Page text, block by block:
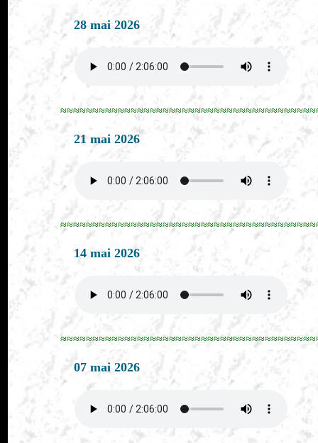
28 mai 2026
21 mai 2026
14 mai 2026
07 mai 2026